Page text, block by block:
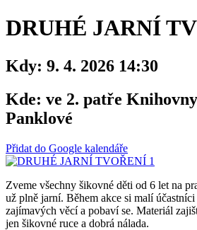
DRUHÉ JARNÍ
Kdy: 9. 4. 2026 14:30
Kde: ve 2. patře
Panklové
Přidat do Google kalendáře
Zveme všechny šikovné děti od 6 let na
už plně jarní. Během akce si malí
zajímavých věcí a pobaví se. Materiál
jen šikovné ruce a dobrá nálada.